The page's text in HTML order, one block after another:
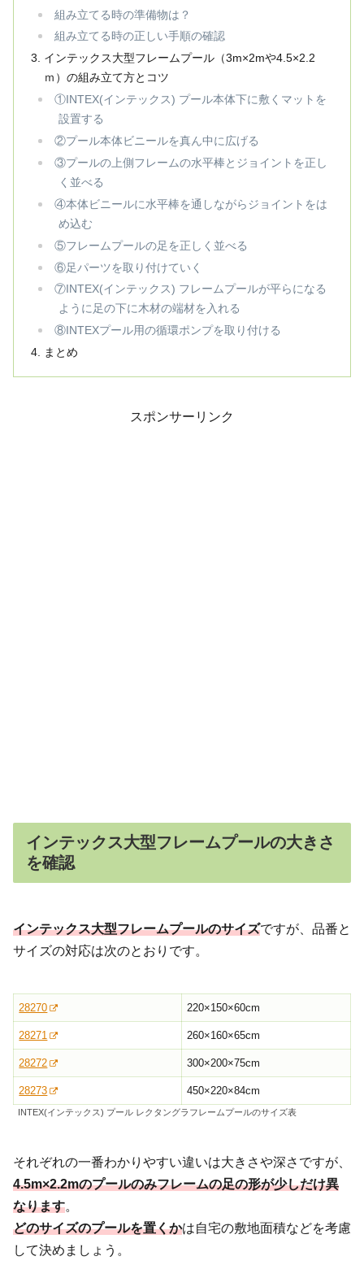
組み立てる時の準備物は？
組み立てる時の正しい手順の確認
インテックス大型フレームプール（3m×2mや4.5×2.2
ｍ）の組み立て方とコツ
①INTEX(インテックス) プール本体下に敷くマットを
設置する
②プール本体ビニールを真ん中に広げる
③プールの上側フレームの水平棒とジョイントを正し
く並べる
④本体ビニールに水平棒を通しながらジョイントをは
め込む
⑤フレームプールの足を正しく並べる
⑥足パーツを取り付けていく
⑦INTEX(インテックス) フレームプールが平らになる
ように足の下に木材の端材を入れる
⑧INTEXプール用の循環ポンプを取り付ける
まとめ
スポンサーリンク
インテックス大型フレームプールの大きさ
を確認
インテックス大型フレームプールのサイズですが、品番と
サイズの対応は次のとおりです。
28270 220×150×60cm
28271 260×160×65cm
28272 300×200×75cm
28273 450×220×84cm
INTEX(インテックス) プール レクタングラフレームプールのサイズ表
それぞれの一番わかりやすい違いは大きさや深さですが、
4.5m×2.2mのプールのみフレームの足の形が少しだけ異
なります。
どのサイズのプールを置くかは自宅の敷地面積などを考慮
して決めましょう。